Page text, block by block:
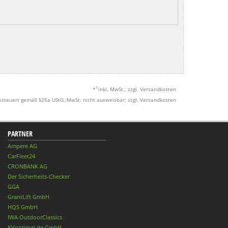
* 1 inkl. MwSt.; zzgl. Versandkosten
gemäß §25a UStG.;MwSt. nicht ausweisbar; zzgl. Versandkosten
PARTNER
Ampere AG
CarFleet24
CRONBANK AG
Der Sicherheits-Checker
GGA
GrantLift GmbH
HQS GmbH
IWA OutdoorClassics